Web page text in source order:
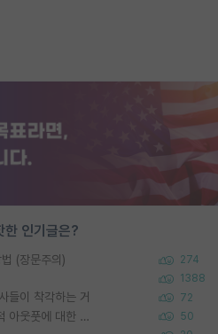
한 인기글은?
(장문주의) 274
1388
들이 착각하는 거 72
포스텍 억까에 대해 (동문의 학문적 아웃풋에 대한 반박) 50